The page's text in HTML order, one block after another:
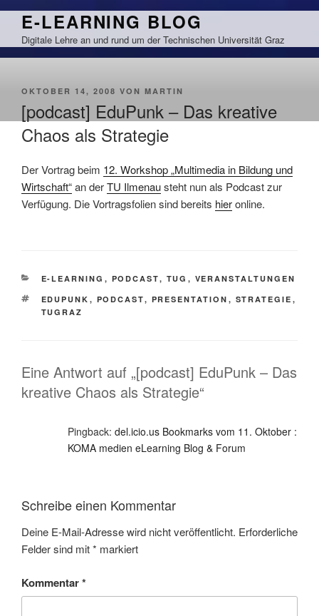
Zum
springen
E-LEARNING BLOG
Digitale Lehre an und rund um der Technischen Universität Graz
VERÖFFENTLICHT
OKTOBER 14, 2008 VON MARTIN
[podcast] EduPunk – Das kreative
Chaos als Strategie
Der Vortrag beim 12. Workshop „Multimedia in Bildung und
Wirtschaft“an derTU Ilmenausteht nun als Podcast zur
Verfügung. Die Vortragsfolien sind bereits hieronline.
KATEGORIEN
E-LEARNING , PODCAST, TUG , VERANSTALTUNGEN
SCHLAGWÖRTER
EDUPUNK , PODCAST, PRESENTATION , STRATEGIE ,
TUGRAZ
Eine Antwort auf „[podcast] EduPunk – Das
kreative Chaos als Strategie“
Pingback: del.icio.us Bookmarks vom 11. Oktober :
KOMA medien eLearning Blog & Forum
Schreibe einen Kommentar
Deine E-Mail-Adresse wird nicht veröffentlicht. Erforderliche
Felder sind mit* markiert
Kommentar*